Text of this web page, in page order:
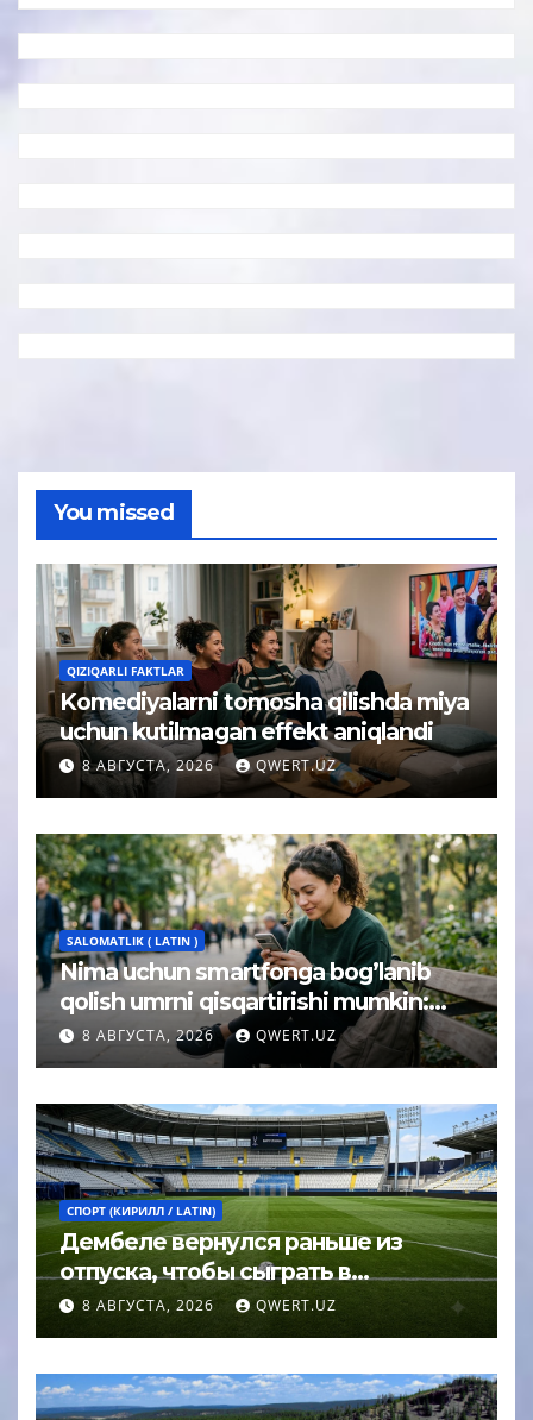
You missed
QIZIQARLI FAKTLAR
Komediyalarni tomosha qilishda miya
uchun kutilmagan effekt aniqlandi
8 АВГУСТА, 2026 QWERT.UZ
SALOMATLIK ( LATIN )
Nima uchun smartfonga bog’lanib
qolish umrni qisqartirishi mumkin:
psixolog javobi
8 АВГУСТА, 2026 QWERT.UZ
СПОРТ (КИРИЛЛ / LATIN)
Дембеле вернулся раньше из
отпуска, чтобы сыграть в
Суперкубке УЕФА
8 АВГУСТА, 2026 QWERT.UZ